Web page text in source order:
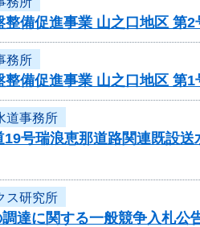
整備促進事業 山之口地区 第
務所
整備促進事業 山之口地区 第
道事務所
19号瑞浪恵那道路関連既
ス研究所
達に関する一般競争入札公